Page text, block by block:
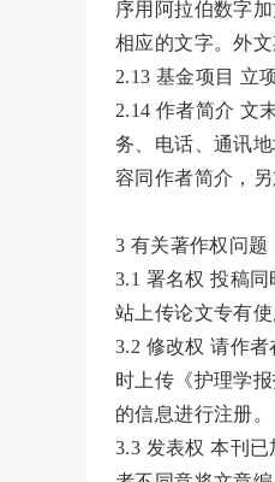
序用阿拉伯数字
相应的文字。外
2.13 基金项目 立
2.14 作者简介 文
务、电话、通讯
容同作者简介，另
3 有关著作权问题
3.1 署名权 投稿
站上传论文专有
3.2 修改权 请作
时上传《护理学
的信息进行注册。
3.3 发表权 本刊